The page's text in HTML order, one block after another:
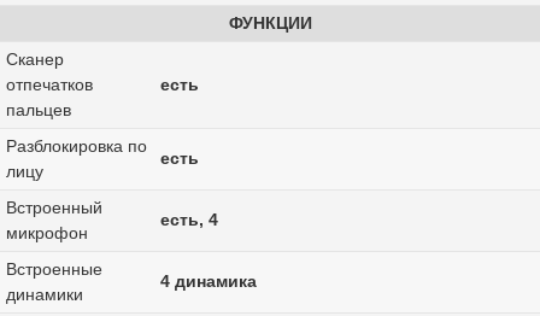
ФУНКЦИИ
Сканер
отпечатков
пальцев
есть
Разблокировка по
лицу
есть
Встроенный
микрофон
есть, 4
Встроенные
динамики
4 динамика